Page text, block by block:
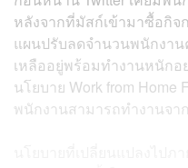
หลังจากที่มัสก์เข้ามาซื้อกิ
แผนปรับลดจำนวนพนักงา
เหลืออยู่พร้อมทำงานหนักอ
นโยบาย Work from
พนักงานสามารถทำงานจา